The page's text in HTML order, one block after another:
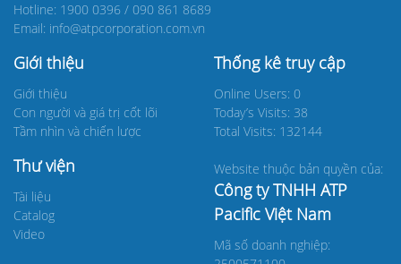
Hotline: 1900 0396 / 090 861 8689
Email: info@atpcorporation.com.vn
Giới thiệu
Giới thiệu
Con người và giá trị cốt lõi
Tầm nhìn và chiến lược
Thư viện
Tài liệu
Catalog
Video
Thống kê truy cập
Online Users: 0
Today’s Visits: 38
Total Visits: 132144
Website thuộc bản quyền của:
Công ty TNHH ATP
Pacific Việt Nam
Mã số doanh nghiệp: